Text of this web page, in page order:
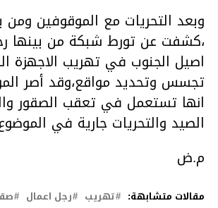
وبعد التحريات مع الموقوفين ومن
،كشفت عن تورط شبكة من بينها
اصيل الجنوب في تهريب الاجهزة
تجسس وتحديد مواقع،وقد أصر
انها تستعمل في تعقب الصقور
الصيد والتحريات جارية في
م.ض
مقالات متشابهة: تهريب رجل اعمال